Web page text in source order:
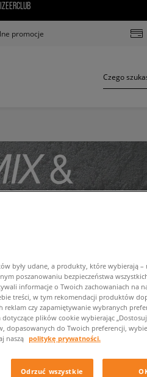
promocje
PROSTO
były udane, a produkty, które wybierają –
poszanowaniu bezpieczeństwa
informacje o Twoich zachowaniach na
treści, w tym rekomendacji produktów
czy zapamiętywanie wybranych
plików cookie wybierając
dopasowanych do Twoich preferencji,
naszą politykę prywatności.
Odrzuć wszystkie